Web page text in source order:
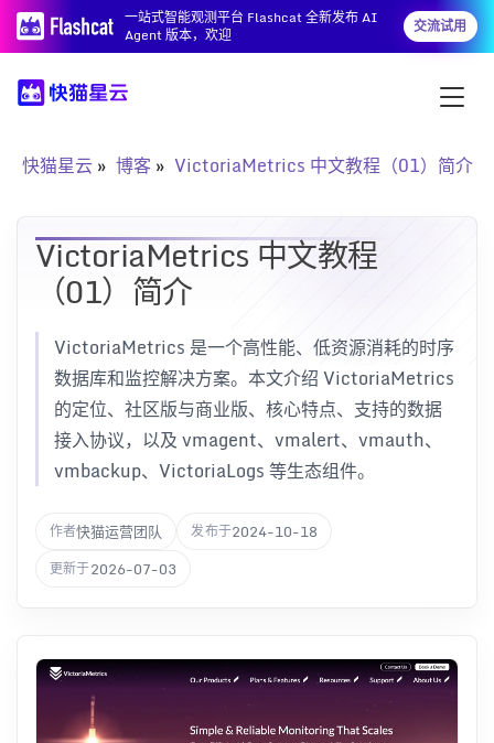
一站式智能观测平台 Flashcat 全新发布 AI
Agent 版本，欢迎
交流试用
快猫星云 博客 VictoriaMetrics 中文教程（01）简介
VictoriaMetrics 中文教程
（01）简介
VictoriaMetrics 是一个高性能、低资源消耗的时序
数据库和监控解决方案。本文介绍 VictoriaMetrics
的定位、社区版与商业版、核心特点、支持的数据
接入协议，以及 vmagent、vmalert、vmauth、
vmbackup、VictoriaLogs 等生态组件。
作者快猫运营团队 发布于2024-10-18
更新于2026-07-03